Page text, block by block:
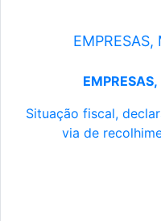
Situação fiscal,
via de